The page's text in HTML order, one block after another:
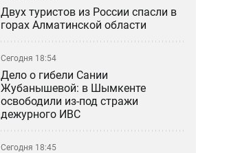
Двух туристов из России спасли в
горах Алматинской области
Сегодня 18:54
Дело о гибели Сании
Жубанышевой: в Шымкенте
освободили из-под стражи
дежурного ИВС
Сегодня 18:45